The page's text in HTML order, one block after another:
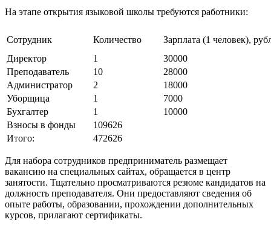
На этапе открытия языковой школы требуются работники:
Сотрудник Количество
Зарплата (1 человек),
Директор
1
30000
Преподаватель
10
28000
Администратор
2
18000
Уборщица
1
7000
Бухгалтер
1
10000
Взносы в фонды
109626
Итого:
472626
Для набора сотрудников предприниматель размещает
вакансию на специальных сайтах, обращается в центр
занятости. Тщательно просматриваются резюме кандидатов на
должность преподавателя. Они предоставляют сведения об
опыте работы, образовании, прохождении дополнительных
курсов, прилагают сертификаты.